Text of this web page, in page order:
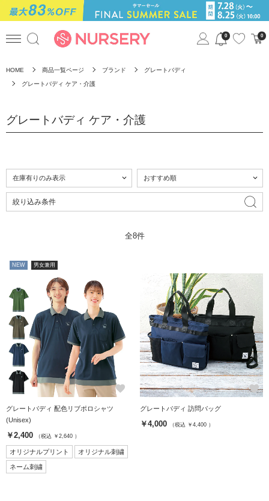
0 0
HOME 商品一覧ページ ブランド グレートバディ
グレートバディ ケア・介護
グレートバディ ケア・介護
絞り込み条件
全8件
NEW 男女兼用
favorite
グレートバディ 配色リブポロシャツ
(Unisex)
￥2,400 （税込 ￥2,640 ）
オリジナルプリント オリジナル刺繍
ネーム刺繍
favorite
グレートバディ 訪問バッグ
￥4,000 （税込 ￥4,400 ）